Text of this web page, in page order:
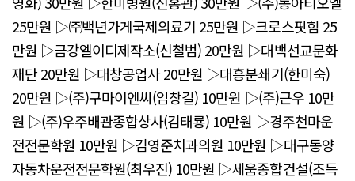
25만원 ▷㈜백년가게국제의료기 25만원 ▷크로스핏힘 25
만원 ▷금강엘이디제작소(신철범) 20만원 ▷대백선교문화
재단 20만원 ▷대창공업사 20만원 ▷대흥분쇄기(한미숙)
20만원 ▷(주)구마이엔씨(임창길) 10만원 ▷(주)근우 10만
원 ▷(주)우주배관종합상사(김태룡) 10만원 ▷경주천마운
전전문학원 10만원 ▷김영준치과의원 10만원 ▷대구동양
자동차운전전문학원(최우진) 10만원 ▷세움종합건설(조득